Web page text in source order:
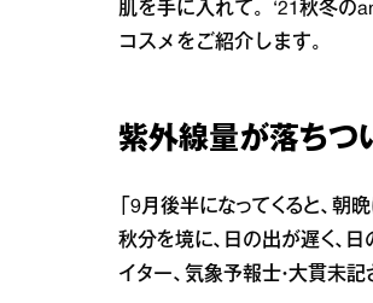
肌を手に入れて。‘21秋冬の
コスメをご紹介します。
紫外線量が落ちつ
「9月後半になってくると、
秋分を境に、日の出が遅く、
イター、気象予報士・大貫未記